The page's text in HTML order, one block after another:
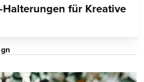
für Kreative